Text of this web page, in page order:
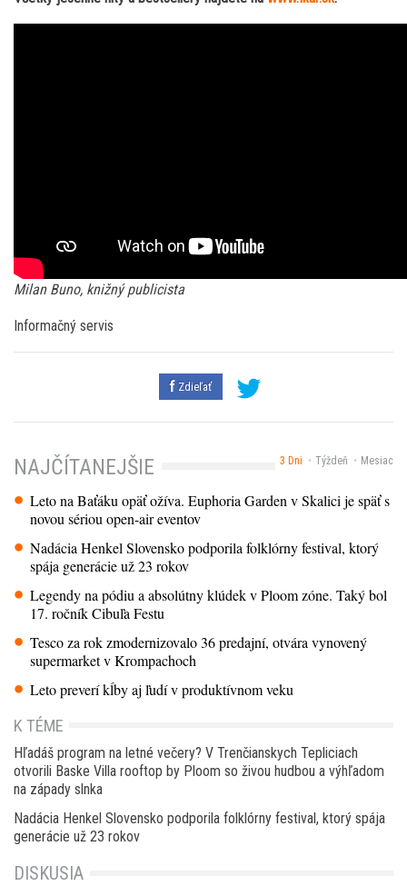
Milan Buno, knižný publicista
Informačný servis
Zdieľať
3 Dni Týždeň Mesiac
NAJČÍTANEJŠIE
Leto na Baťáku opäť ožíva. Euphoria Garden v Skalici je späť s
novou sériou open-air eventov
Nadácia Henkel Slovensko podporila folklórny festival, ktorý
spája generácie už 23 rokov
Legendy na pódiu a absolútny klúdek v Ploom zóne. Taký bol
17. ročník Cibuľa Festu
Tesco za rok zmodernizovalo 36 predajní, otvára vynovený
supermarket v Krompachoch
Leto preverí kĺby aj ľudí v produktívnom veku
K TÉME
Hľadáš program na letné večery? V Trenčianskych Tepliciach
otvorili Baske Villa rooftop by Ploom so živou hudbou a výhľadom
na západy slnka
Nadácia Henkel Slovensko podporila folklórny festival, ktorý spája
generácie už 23 rokov
DISKUSIA